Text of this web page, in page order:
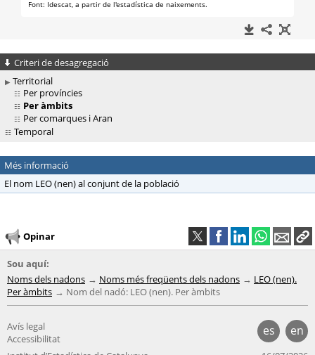
Criteri de desagregació
Territorial
Per províncies
Per àmbits
Per comarques i Aran
Temporal
Més informació
El nom LEO (nen) al conjunt de la població
Opinar
Sou aquí:
Noms dels nadons
Noms més freqüents dels nadons
LEO (nen).
Per àmbits
Nom del nadó: LEO (nen). Per àmbits
es en
Avís legal
Accessibilitat